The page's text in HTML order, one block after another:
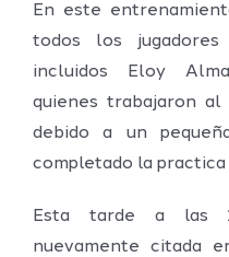
En este
todos los jugadores
incluidos Eloy
quienes trabajaron al
debido a un
completado la
Esta tarde a las
nuevamente citada